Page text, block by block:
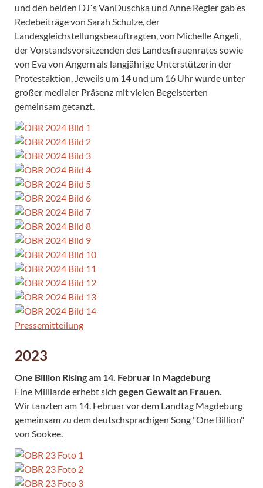
und den beiden DJ´s VanDuschka und Anne Regler gab es
Redebeiträge von Sarah Schulze, der
Landesgleichstellungsbeauftragten, von Michelle Angeli,
der Vorstandsvorsitzenden des Landesfrauenrates sowie
von Eva von Angern als langjährige Unterstützerin der
Protestaktion. Jeweils um 14 und um 16 Uhr wurde unter
großer medialer Präsenz mit vielen Begeisterten
gemeinsam getanzt.
Pressemitteilung
2023
One Billion Rising am 14. Februar in Magdeburg
Eine Milliarde erhebt sich gegen Gewalt an Frauen.
Wir tanzten am 14. Februar vor dem Landtag Magdeburg
gemeinsam zu dem deutschsprachigen Song "One Billion"
von Sookee.